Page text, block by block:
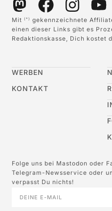
Mit (*)
gekennzeichnete
einen dieser Links gibt es
Redaktionskasse, Dich kostet
WERBEN
KONTAKT
Folge uns bei Mastodon oder
Telegram-Newsservice oder
verpasst Du nichts!